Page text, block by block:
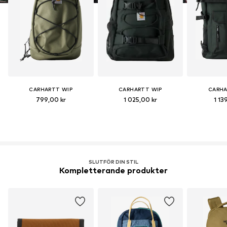
CARHARTT WIP
799,00 kr
CARHARTT WIP
1 025,00 kr 1
SLUTFÖR DIN STIL
Kompletterande produkter